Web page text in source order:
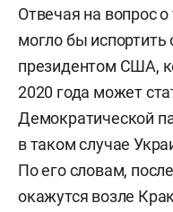
Отвечая на вопрос о
могло бы
президентом США,
2020 года может
Демократической
в таком случае
По его словам,
окажутся возле